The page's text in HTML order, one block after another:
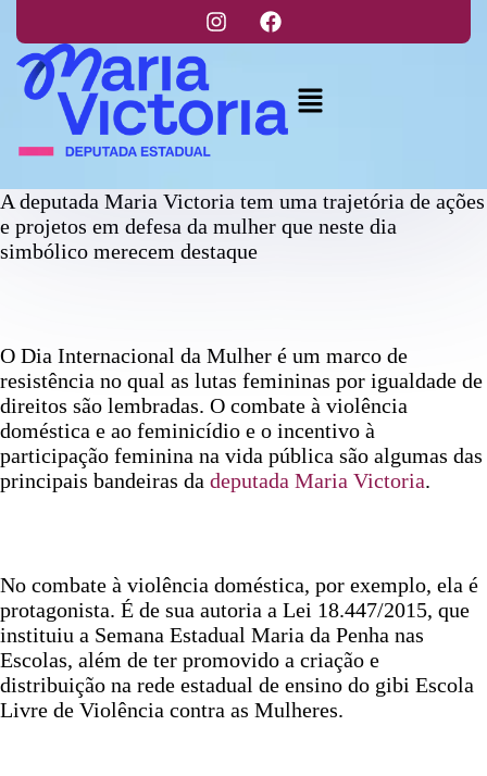
A deputada Maria Victoria tem uma trajetória de ações
e projetos em defesa da mulher que neste dia
simbólico merecem destaque
O Dia Internacional da Mulher é um marco de
resistência no qual as lutas femininas por igualdade de
direitos são lembradas. O combate à violência
doméstica e ao feminicídio e o incentivo à
participação feminina na vida pública são algumas das
principais bandeiras da deputada Maria Victoria.
No combate à violência doméstica, por exemplo, ela é
protagonista. É de sua autoria a Lei 18.447/2015, que
instituiu a Semana Estadual Maria da Penha nas
Escolas, além de ter promovido a criação e
distribuição na rede estadual de ensino do gibi Escola
Livre de Violência contra as Mulheres.